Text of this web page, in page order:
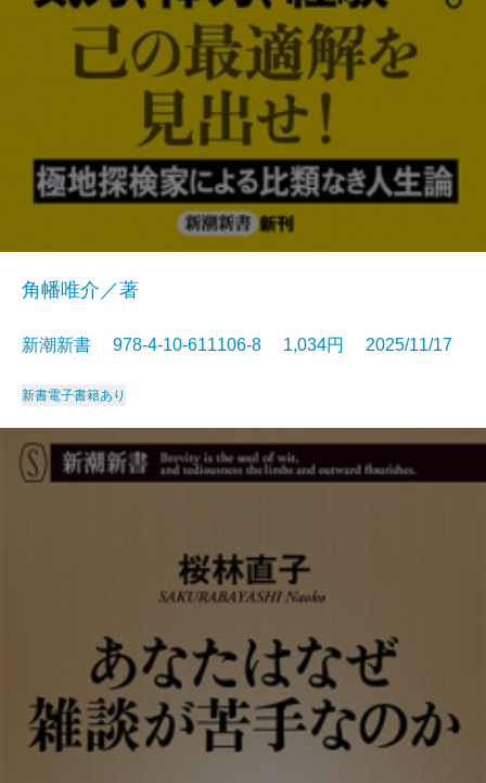
角幡唯介／著
新潮新書 978-4-10-611106-8 1,034円 2025/11/17
新書電子書籍あり